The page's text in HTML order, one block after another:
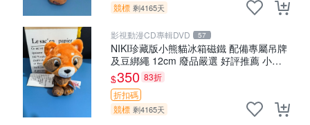
競標 剩4165天
影視動漫CD專輯DVD 57
NIKI珍藏版小熊貓冰箱磁鐵 配備專屬吊牌
及豆綁繩 12cm 廢品嚴選 好評推薦 小熊
貓冰箱貼 磁鐵掛件 冰箱飾品
$350 83折
折扣碼
競標 剩4165天